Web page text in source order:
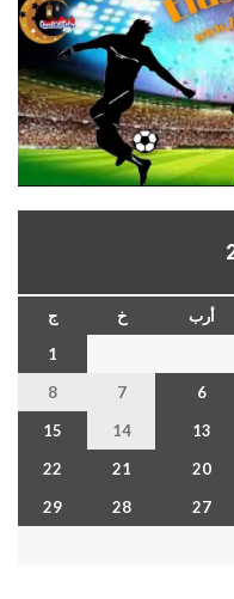
أرب خ
ج
1
6
7
8
13
14
15
20
21
22
27
28
29